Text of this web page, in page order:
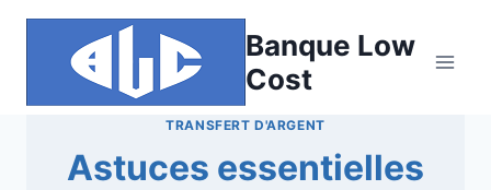
Aller
Banque Low
Cost
TRANSFERT D'ARGENT
Astuces essentielles